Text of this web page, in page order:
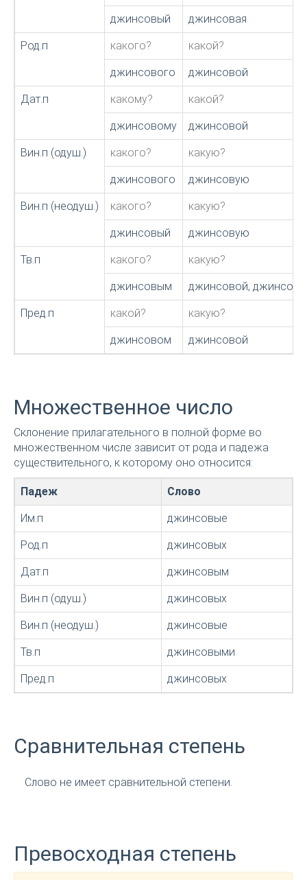
джинсовый джинсовая
Род.п какого? какой?
джинсового джинсовой
Дат.п какому? какой?
джинсовому джинсовой
Вин.п (одуш.) какого? какую?
джинсового джинсовую
Вин.п (неодуш.) какого? какую?
джинсовый джинсовую
Тв.п какого? какую?
джинсовым джинсовой,
Пред.п какой? какую?
джинсовом джинсовой
Множественное число
Склонение прилагательного в полной форме во
множественном числе зависит от рода и падежа
существительного, к которому оно относится:
Падеж Слово
Им.п джинсовые
Род.п джинсовых
Дат.п джинсовым
Вин.п (одуш.) джинсовых
Вин.п (неодуш.) джинсовые
Тв.п джинсовыми
Пред.п джинсовых
Сравнительная степень
Слово не имеет сравнительной степени.
Превосходная степень